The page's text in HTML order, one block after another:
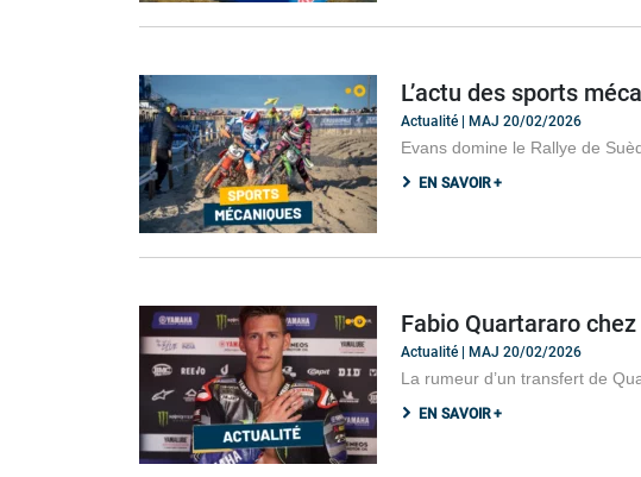
L’actu des sports
Actualité | MAJ 20/02/2026
Evans domine le Rallye de
EN SAVOIR +
Fabio Quartararo
Actualité | MAJ 20/02/2026
La rumeur d’un transfert de
EN SAVOIR +